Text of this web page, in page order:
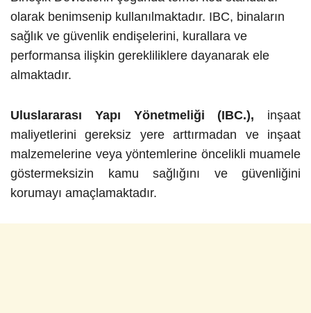
olarak benimsenip kullanılmaktadır. IBC, binaların
sağlık ve güvenlik endişelerini, kurallara ve
performansa ilişkin gerekliliklere dayanarak ele
almaktadır.
Uluslararası Yapı Yönetmeliği (IBC.), inşaat
maliyetlerini gereksiz yere arttırmadan ve inşaat
malzemelerine veya yöntemlerine öncelikli muamele
göstermeksizin kamu sağlığını ve güvenliğini
korumayı amaçlamaktadır.